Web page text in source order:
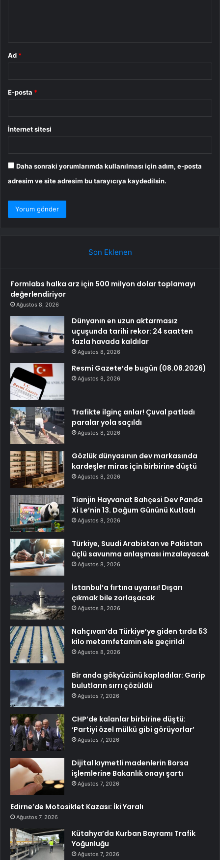
Ad *
E-posta *
İnternet sitesi
Daha sonraki yorumlarımda kullanılması için adım, e-posta
adresim ve site adresim bu tarayıcıya kaydedilsin.
Son Eklenen
Formlabs halka arz için 500 milyon dolar toplamayı
değerlendiriyor
Ağustos 8, 2026
Dünyanın en uzun aktarmasız
uçuşunda tarihi rekor: 24 saatten
fazla havada kaldılar
Ağustos 8, 2026
Resmi Gazete’de bugün (08.08.2026)
Ağustos 8, 2026
Trafikte ilginç anlar! Çuval patladı
paralar yola saçıldı
Ağustos 8, 2026
Gözlük dünyasının dev markasında
kardeşler miras için birbirine düştü
Ağustos 8, 2026
Tianjin Hayvanat Bahçesi Dev Panda
Xi Le’nin 13. Doğum Gününü Kutladı
Ağustos 8, 2026
Türkiye, Suudi Arabistan ve Pakistan
üçlü savunma anlaşması imzalayacak
Ağustos 8, 2026
İstanbul’a fırtına uyarısı! Dışarı
çıkmak bile zorlaşacak
Ağustos 8, 2026
Nahçıvan’da Türkiye’ye giden tırda 53
kilo metamfetamin ele geçirildi
Ağustos 8, 2026
Bir anda gökyüzünü kapladılar: Garip
bulutların sırrı çözüldü
Ağustos 7, 2026
CHP’de kalanlar birbirine düştü:
‘Partiyi özel mülkü gibi görüyorlar’
Ağustos 7, 2026
Dijital kıymetli madenlerin Borsa
işlemlerine Bakanlık onayı şartı
Ağustos 7, 2026
Edirne’de Motosiklet Kazası: İki Yaralı
Ağustos 7, 2026
Kütahya’da Kurban Bayramı Trafik
Yoğunluğu
Ağustos 7, 2026